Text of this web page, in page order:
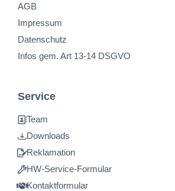
AGB
Impressum
Datenschutz
Infos gem. Art 13-14 DSGVO
Service
Team
Downloads
Reklamation
HW-Service-Formular
Kontaktformular